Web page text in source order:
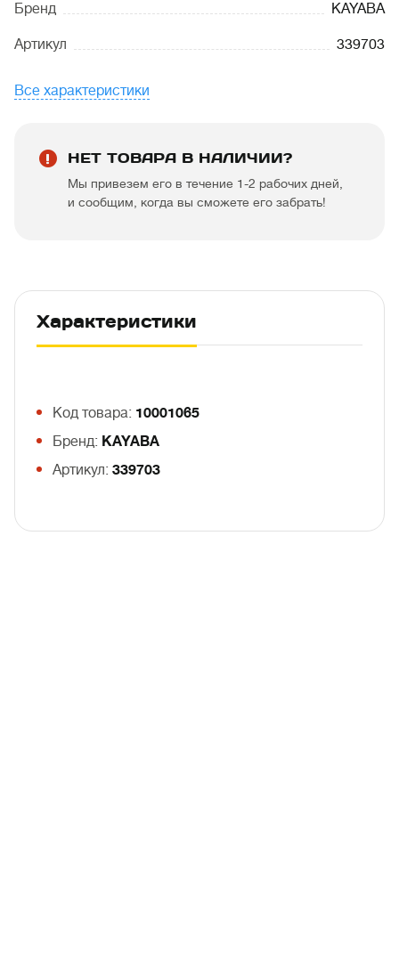
Бренд KAYABA
Артикул 339703
Все характеристики
НЕТ ТОВАРА В НАЛИЧИИ?
Мы привезем его в течение 1-2 рабочих дней,
и сообщим, когда вы сможете его забрать!
Характеристики
Код товара: 10001065
Бренд: KAYABA
Артикул: 339703